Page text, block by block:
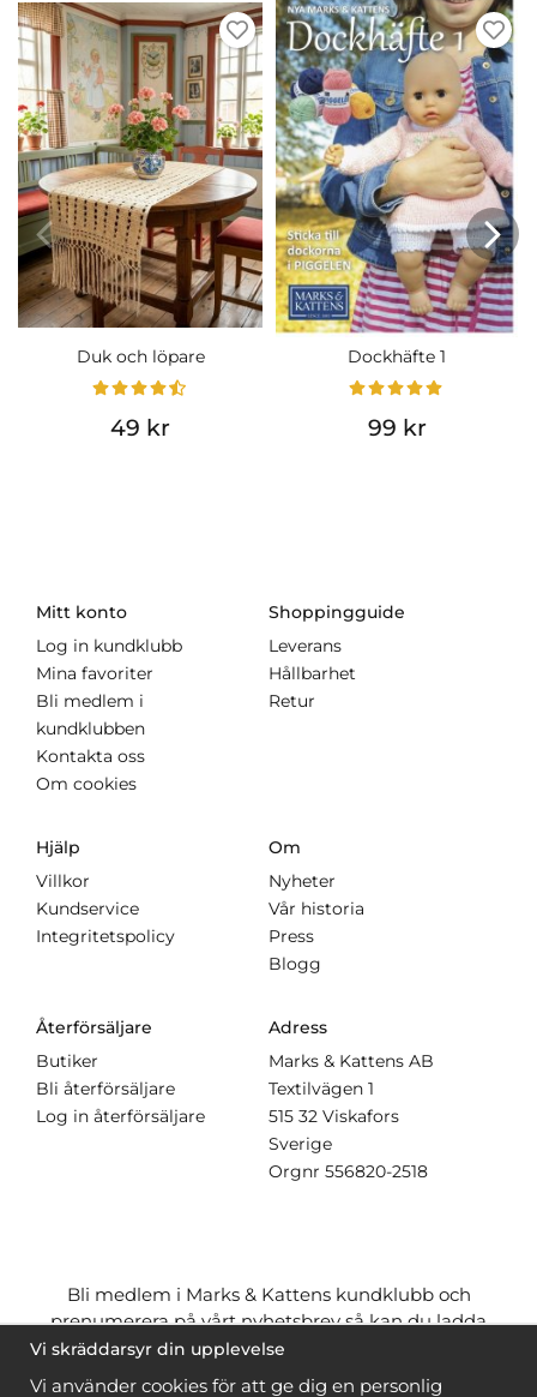
Duk och löpare
49 kr
Dockhäfte 1
99 kr
Mitt konto
Log in kundklubb
Mina favoriter
Bli medlem i
kundklubben
Kontakta oss
Om cookies
Shoppingguide
Leverans
Hållbarhet
Retur
Hjälp
Villkor
Kundservice
Integritetspolicy
Om
Nyheter
Vår historia
Press
Blogg
Återförsäljare
Butiker
Bli återförsäljare
Log in återförsäljare
Adress
Marks & Kattens AB
Textilvägen 1
515 32 Viskafors
Sverige
Orgnr 556820-2518
Bli medlem i Marks & Kattens kundklubb och
prenumerera på vårt nyhetsbrev så kan du ladda
ner många mönstergratisoch få många
när du handlar garn till mönstret. Du ser vilka som
Vi skräddarsyr din upplevelse
Vi använder cookies för att ge dig en personlig